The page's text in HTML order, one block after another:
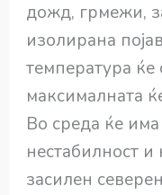
дожд, грмежи,
изолирана
температура
максималната
Во среда ќе
нестабилност
засилен